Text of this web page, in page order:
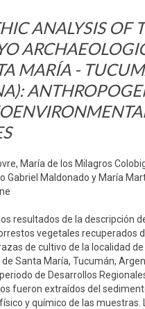
ANALYSIS OF
MARÍA -
María de los Milagros
Gabriel Maldonado y María
resultados de la descripción
vegetales recuperados
de cultivo de la localidad de
Santa María, Tucumán,
de Desarrollos
fueron extraídos del
y químico de las muestras.